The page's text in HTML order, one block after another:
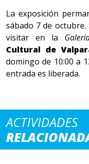
La exposición
sábado 7 de
visitar en la
Cultural de
domingo de 10:00 a
entrada es liberada.
ACTIVIDADES